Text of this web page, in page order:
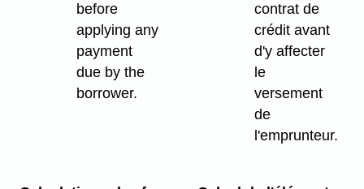
before
applying any
payment
due by the
borrower.
contrat de
crédit avant
d'y affecter
le
versement
de
l'emprunteur.